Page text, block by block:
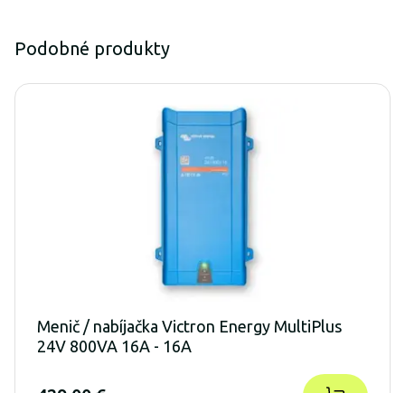
Podobné produkty
Menič / nabíjačka Victron Energy MultiPlus
24V 800VA 16A - 16A